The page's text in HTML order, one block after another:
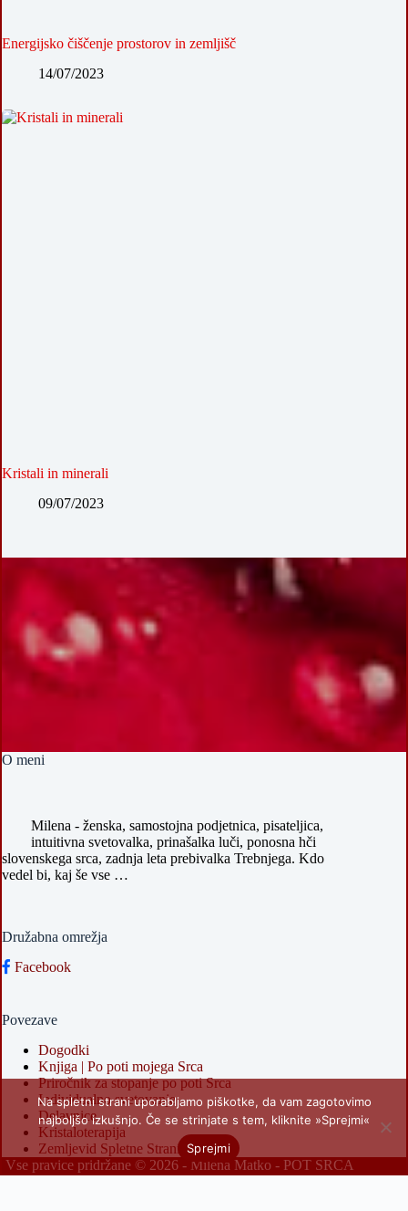
Energijsko čiščenje prostorov in zemljišč
14/07/2023
Kristali in minerali
09/07/2023
O meni
Milena - ženska, samostojna podjetnica, pisateljica,
intuitivna svetovalka, prinašalka luči, ponosna hči
slovenskega srca, zadnja leta prebivalka Trebnjega. Kdo
vedel bi, kaj še vse …
Družabna omrežja
Facebook
Povezave
Dogodki
Knjiga | Po poti mojega Srca
Priročnik za stopanje po poti Srca
Individualno svetovanje
Delavnice
Kristaloterapija
Zemljevid Spletne Strani
Vse pravice pridržane © 2026 - Milena Matko - POT SRCA
Na spletni strani uporabljamo piškotke, da vam zagotovimo
najboljšo izkušnjo. Če se strinjate s tem, kliknite »Sprejmi«
Sprejmi